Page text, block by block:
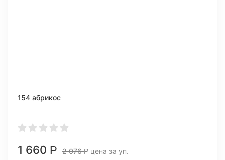
154 абрикос
1 660 Р 2 076Р цена за уп.